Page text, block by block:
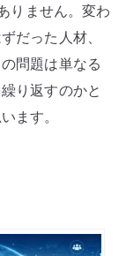
りません。変わ
だった人材、
問題は単なる
り返すのかと
ます。